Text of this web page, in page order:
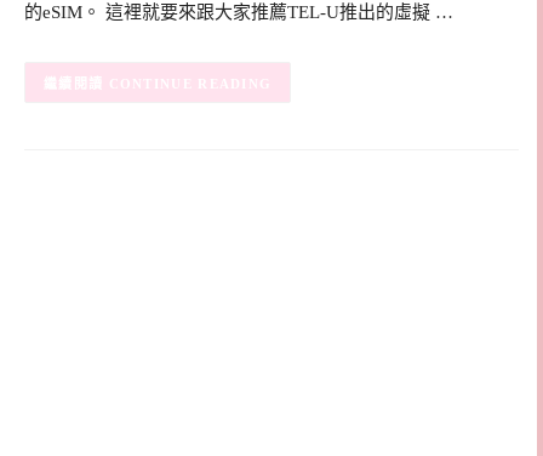
的eSIM。 這裡就要來跟大家推薦TEL-U推出的虛擬 …
CONTINUE READING